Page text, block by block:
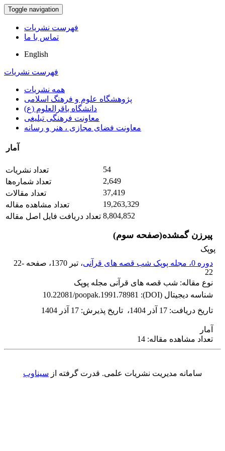
Toggle navigation
فهرست نشریات
تماس با ما
English
فهرست نشریات
همه نشریات
پژوهشگاه علوم و فرهنگ اسلامی
دانشگاه باقرالعلوم (ع)
معاونت فرهنگی تبلیغی
معاونت فضای مجازی ، هنر و رسانه
آمار
تعداد نشریات
54
تعداد شماره‌ها
2,649
تعداد مقالات
37,419
تعداد مشاهده مقاله
19,263,329
تعداد دریافت فایل اصل مقاله 8,804,852
پیرزن گمشده(صفحه سوم)
پوپک
دوره 0، مجله پوپک شب قصه های قرآنی
، تیر 1370 ، صفحه 22-
22
نوع مقاله: شب قصه های قرآنی مجله پوپک
شناسه دیجیتال (DOI):
10.22081/poopak.1991.78981
تاریخ دریافت: 17 آذر 1404 ، تاریخ پذیرش: 17 آذر 1404
آمار
تعداد مشاهده مقاله: 14
سامانه مدیریت نشریات علمی. قدرت گرفته از سیناوب